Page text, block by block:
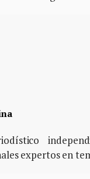
expertos en